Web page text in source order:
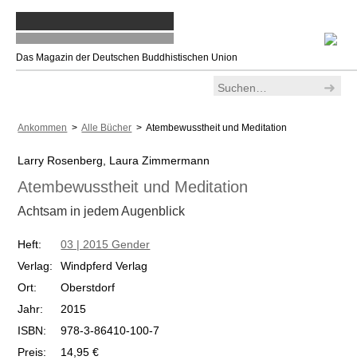
Das Magazin der Deutschen Buddhistischen Union
Ankommen >Alle Bücher > Atembewusstheit und Meditation
Larry Rosenberg, Laura Zimmermann
Atembewusstheit und Meditation
Achtsam in jedem Augenblick
Heft:
03 | 2015 Gender
Verlag:
Windpferd Verlag
Ort:
Oberstdorf
Jahr:
2015
ISBN:
978-3-86410-100-7
Preis:
14,95 €